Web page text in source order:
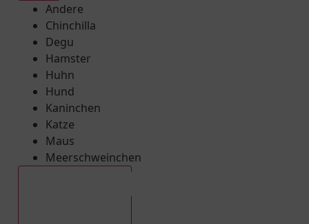
Andere
Chinchilla
Degu
Hamster
Huhn
Hund
Kaninchen
Katze
Maus
Meerschweinchen